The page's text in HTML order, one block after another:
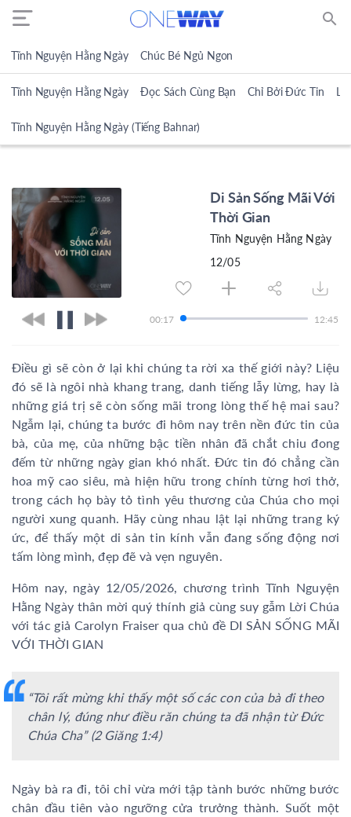
search
Tĩnh Nguyện Hằng Ngày Chúc Bé Ngủ Ngon
Tĩnh Nguyện Hằng Ngày Đọc Sách Cùng Bạn Chỉ Bởi Đức Tin
Tĩnh Nguyện Hằng Ngày (Tiếng Bahnar)
Di Sản Sống Mãi Với
Thời Gian
Tĩnh Nguyện Hằng Ngày
12/05
00:17 12:45
Điều gì sẽ còn ở lại khi chúng ta rời xa thế giới này? Liệu
đó sẽ là ngôi nhà khang trang, danh tiếng lẫy lừng, hay là
những giá trị sẽ còn sống mãi trong lòng thế hệ mai sau?
Ngẫm lại, chúng ta bước đi hôm nay trên nền đức tin của
bà, của mẹ, của những bậc tiền nhân đã chắt chiu đong
đếm từ những ngày gian khó nhất. Đức tin đó chẳng cần
hoa mỹ cao siêu, mà hiện hữu trong chính từng hơi thở,
trong cách họ bày tỏ tình yêu thương của Chúa cho mọi
người xung quanh. Hãy cùng nhau lật lại những trang ký
ức, để thấy một di sản tin kính vẫn đang sống động nơi
tấm lòng mình, đẹp đẽ và vẹn nguyên.
Hôm nay, ngày 12/05/2026, chương trình Tĩnh Nguyện
Hằng Ngày thân mời quý thính giả cùng suy gẫm Lời Chúa
với tác giả Carolyn Fraiser qua chủ đề DI SẢN SỐNG MÃI
VỚI THỜI GIAN
“Tôi rất mừng khi thấy một số các con của bà đi theo
chân lý, đúng như điều răn chúng ta đã nhận từ Đức
Chúa Cha” (2 Giăng 1:4)
Ngày bà ra đi, tôi chỉ vừa mới tập tành bước những bước
chân đầu tiên vào ngưỡng cửa trưởng thành. Suốt một